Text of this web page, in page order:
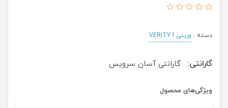
دسته : وریتی VERITY l
گارانتی: گارانتی آسان سرویس
ویژگی‌های محصول